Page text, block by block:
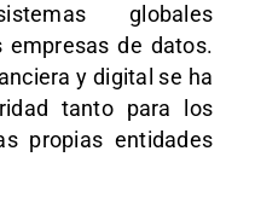
globales
empresas de datos.
y digital se ha
tanto para los
propias entidades